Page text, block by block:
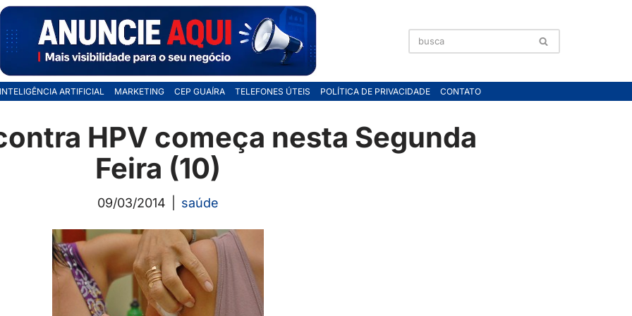
INTELIGÊNCIA ARTIFICIAL MARKETING CEP GUAÍRA TELEFONES ÚTEIS POLÍTICA DE PRIVACIDADE CONTATO
HPV começa nesta Segunda
Feira (10)
09/03/2014 saúde